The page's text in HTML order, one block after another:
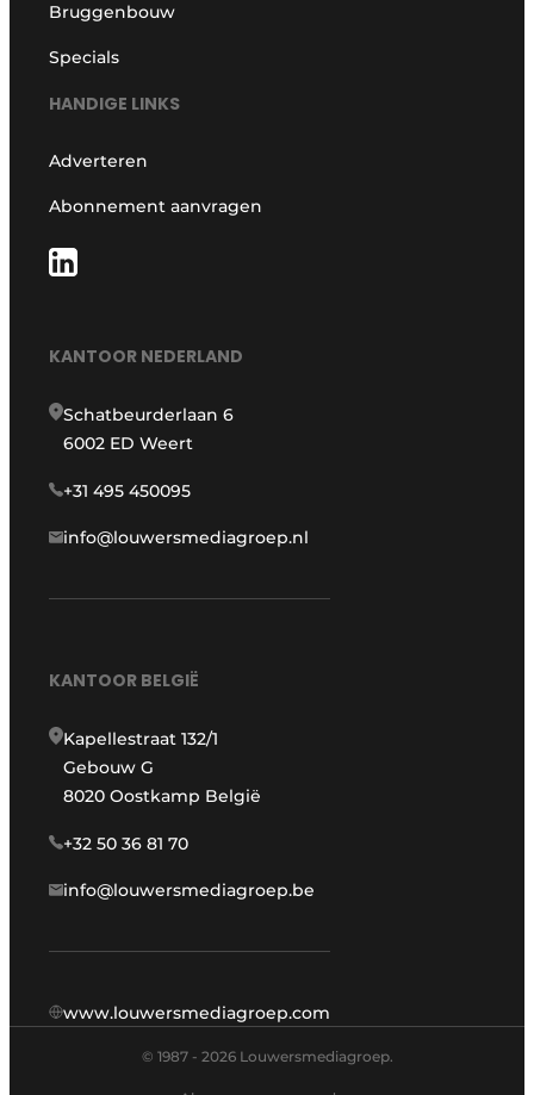
Bruggenbouw
Specials
HANDIGE LINKS
Adverteren
Abonnement aanvragen
KANTOOR NEDERLAND
Schatbeurderlaan 6
6002 ED Weert
+31 495 450095
info@louwersmediagroep.nl
KANTOOR BELGIË
Kapellestraat 132/1
Gebouw G
8020 Oostkamp België
+32 50 36 81 70
info@louwersmediagroep.be
www.louwersmediagroep.com
© 1987 - 2026 Louwersmediagroep.